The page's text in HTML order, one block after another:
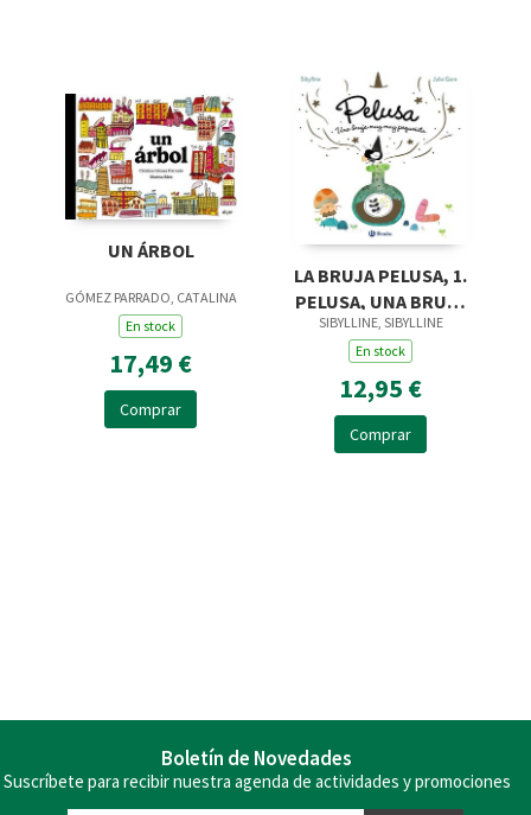
UN ÁRBOL
GÓMEZ PARRADO, CATALINA
En stock
17,49 €
Comprar
LA BRUJA PELUSA, 1.
PELUSA, UNA BRUJA
MUY MUY PEQUEÑITA
SIBYLLINE, SIBYLLINE
En stock
12,95 €
Comprar
Boletín de Novedades
Suscríbete para recibir nuestra agenda de actividades y promociones